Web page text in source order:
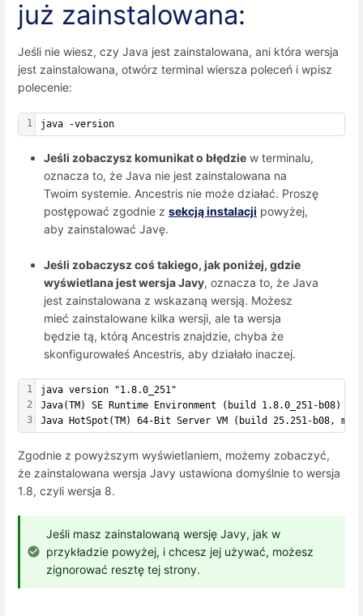
już zainstalowana:
Jeśli nie wiesz, czy Java jest zainstalowana, ani która wersja
jest zainstalowana, otwórz terminal wiersza poleceń i wpisz
polecenie:
1 java -version
Jeśli zobaczysz komunikat o błędzie w terminalu,
oznacza to, że Java nie jest zainstalowana na
Twoim systemie. Ancestris nie może działać. Proszę
postępować zgodnie z sekcją instalacji powyżej,
aby zainstalować Javę.
Jeśli zobaczysz coś takiego, jak poniżej, gdzie
wyświetlana jest wersja Javy, oznacza to, że Java
jest zainstalowana z wskazaną wersją. Możesz
mieć zainstalowane kilka wersji, ale ta wersja
będzie tą, którą Ancestris znajdzie, chyba że
skonfigurowałeś Ancestris, aby działało inaczej.
1
2
3
java version "1.8.0_251"
Java(TM) SE Runtime Environment (build 1.8.0_251-b08)
Java HotSpot(TM) 64-Bit Server VM (build 25.251-b08,
Zgodnie z powyższym wyświetlaniem, możemy zobaczyć,
że zainstalowana wersja Javy ustawiona domyślnie to wersja
1.8, czyli wersja 8.
Jeśli masz zainstalowaną wersję Javy, jak w
przykładzie powyżej, i chcesz jej używać, możesz
zignorować resztę tej strony.